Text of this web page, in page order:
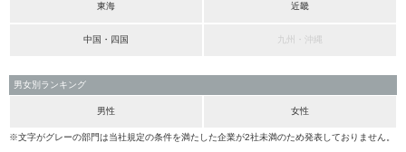
東海 近畿
中国・四国 九州・沖縄
男女別ランキング
男性 女性
※文字がグレーの部門は当社規定の条件を満たした企業が2社未満のため発表しておりません。